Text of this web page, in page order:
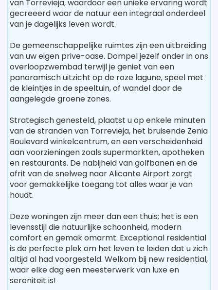
van Torrevieja, waardoor een unieke ervaring wordt
gecreeerd waar de natuur een integraal onderdeel
van je dagelijks leven wordt.
De gemeenschappelijke ruimtes zijn een uitbreiding
van uw eigen prive-oase. Dompel jezelf onder in ons
overloopzwembad terwijl je geniet van een
panoramisch uitzicht op de roze lagune, speel met
de kleintjes in de speeltuin, of wandel door de
aangelegde groene zones.
Strategisch genesteld, plaatst u op enkele minuten
van de stranden van Torrevieja, het bruisende Zenia
Boulevard winkelcentrum, en een verscheidenheid
aan voorzieningen zoals supermarkten, apotheken
en restaurants. De nabijheid van golfbanen en de
afrit van de snelweg naar Alicante Airport zorgt
voor gemakkelijke toegang tot alles waar je van
houdt.
Deze woningen zijn meer dan een thuis; het is een
levensstijl die natuurlijke schoonheid, modern
comfort en gemak omarmt. Exceptional residential
is de perfecte plek om het leven te leiden dat u zich
altijd al had voorgesteld. Welkom bij new residential,
waar elke dag een meesterwerk van luxe en
sereniteit is!